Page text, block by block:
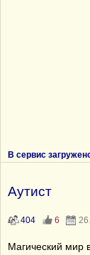
В сервис
Аутист
404 6
Магический мир